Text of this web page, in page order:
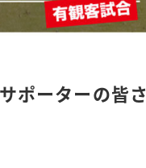
ポーターの皆さ